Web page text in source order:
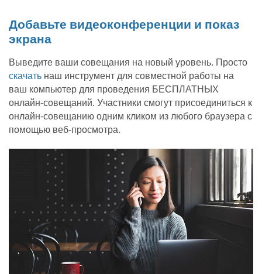
Добавьте видеоконференции и показ
экрана
Выведите ваши совещания на новый уровень. Просто
скачать наш инструмент для совместной работы на
ваш компьютер для проведения БЕСПЛАТНЫХ
онлайн-совещаний. Участники смогут присоединиться к
онлайн-совещанию одним кликом из любого браузера с
помощью веб-просмотра.